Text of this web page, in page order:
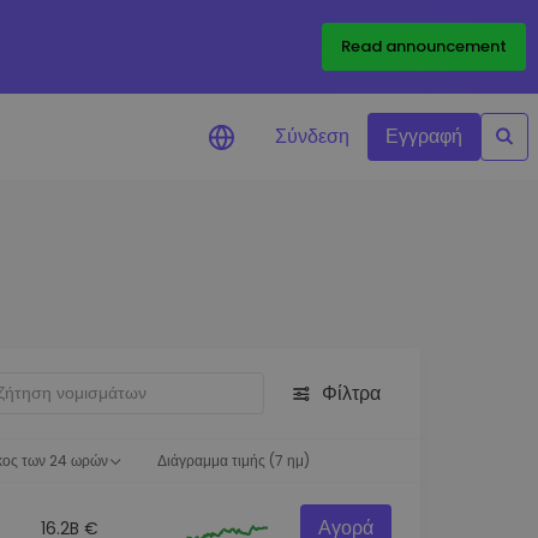
Read announcement
Σύνδεση Εγγραφή
Φίλτρα
των 24 ωρών Διάγραμμα τιμής (7 ημ)
16.2B € Αγορά